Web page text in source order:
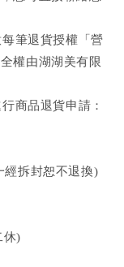
筆退貨授權「營
權由湖湖美有限
商品退貨申請：
經拆封恕不退換)
休)